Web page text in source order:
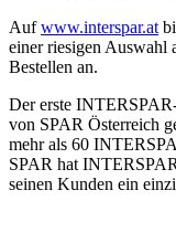
Aufwww.interspar.at
einer riesigen Auswahl
Bestellen an.
Der erste
von SPAR Österreich
mehr als 60
SPAR hat
seinen Kunden ein